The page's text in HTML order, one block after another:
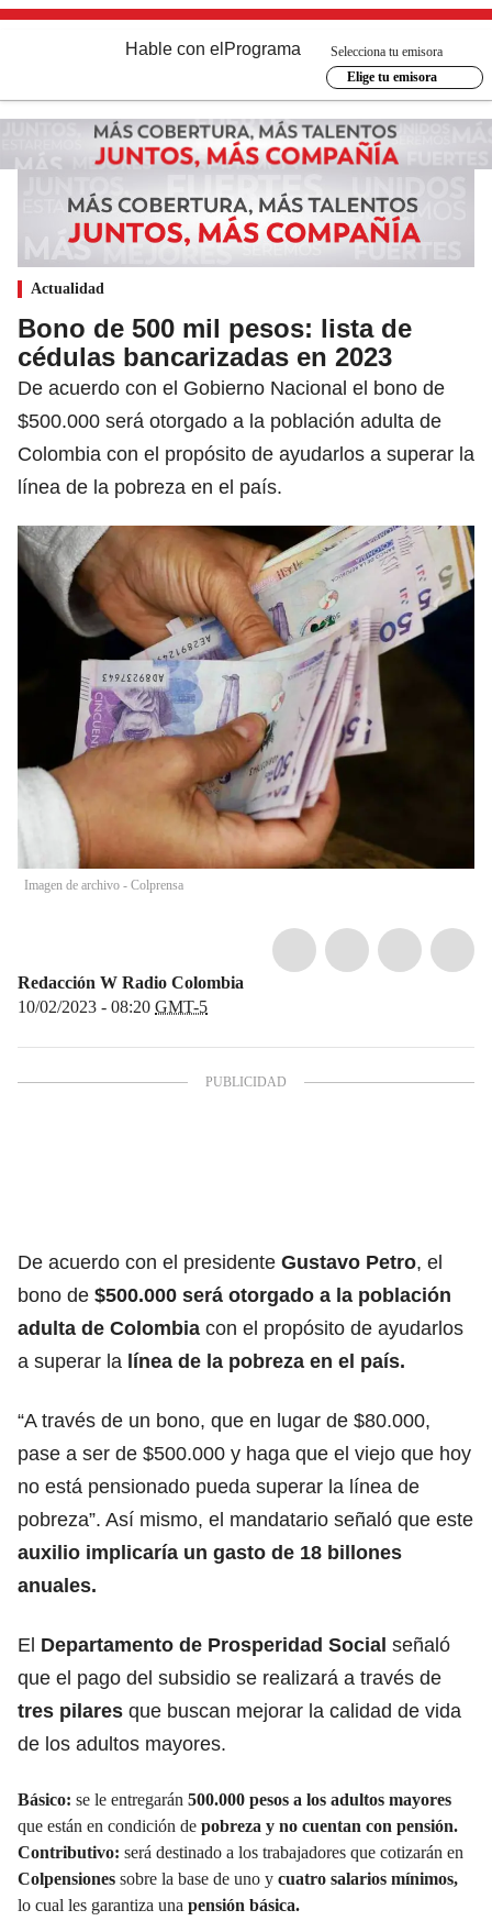
Hable con el Programa
Selecciona tu emisora
Elige tu emisora
Actualidad
Bono de 500 mil pesos: lista de
cédulas bancarizadas en 2023
De acuerdo con el Gobierno Nacional el bono de
$500.000 será otorgado a la población adulta de
Colombia con el propósito de ayudarlos a superar la
línea de la pobreza en el país.
Imagen de archivo - Colprensa
Redacción W Radio Colombia
10/02/2023 - 08:20 GMT-5
De acuerdo con el presidente Gustavo Petro, el
bono de $500.000 será otorgado a la población
adulta de Colombia con el propósito de ayudarlos
a superar la línea de la pobreza en el país.
“A través de un bono, que en lugar de $80.000,
pase a ser de $500.000 y haga que el viejo que hoy
no está pensionado pueda superar la línea de
pobreza”. Así mismo, el mandatario señaló que este
auxilio implicaría un gasto de 18 billones
anuales.
El Departamento de Prosperidad Social señaló
que el pago del subsidio se realizará a través de
tres pilares que buscan mejorar la calidad de vida
de los adultos mayores.
Básico: se le entregarán 500.000 pesos a los adultos mayores
que están en condición de pobreza y no cuentan con pensión.
Contributivo: será destinado a los trabajadores que cotizarán en
Colpensiones sobre la base de uno y cuatro salarios mínimos,
lo cual les garantiza una pensión básica.